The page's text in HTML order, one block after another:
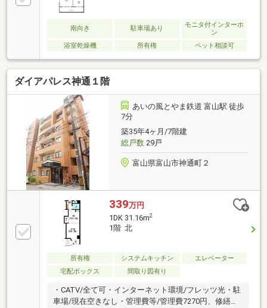
南向き 駐車場あり
モニタ付インターホ
ン
浴室乾燥機
所有権 ペット相談可
ダイアパレス神通１階
あいの風とやま鉄道 富山駅 徒歩
7分
築35年4ヶ月/7階建
総戸数29戸
富山県富山市神通町２
339万円
1DK 31.16m2
1階 北
所有権 システムキッチン
エレベーター
宅配ボックス
間取り図有り
・CATV/全て可・インターネット環境/フレッツ光・駐
車場/現在空きなし・管理費等/管理費7270円、修繕積